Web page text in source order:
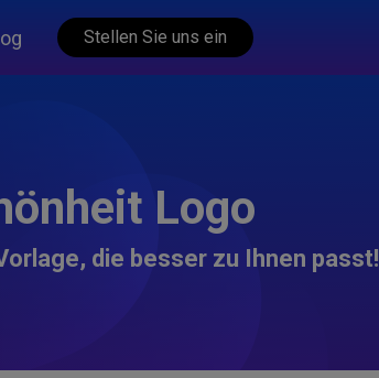
Stellen Sie uns ein
Logo
die besser zu Ihnen passt!